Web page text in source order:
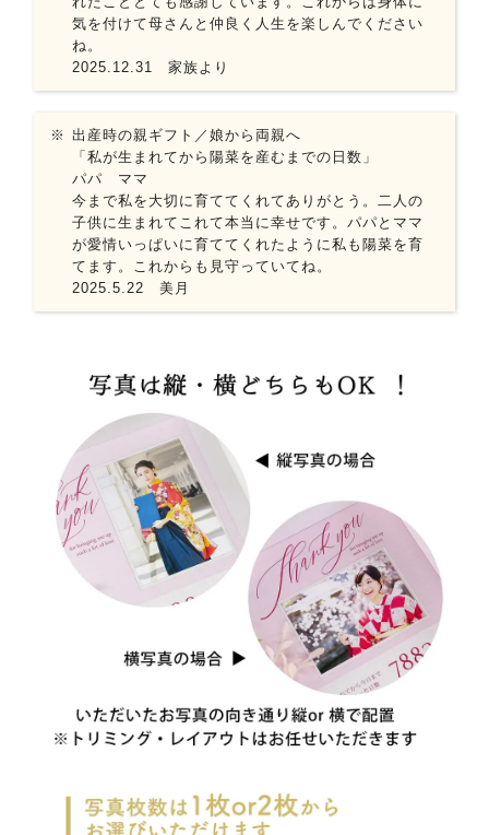
気を付けて母さんと仲良く人生を楽しんでください
ね。
2025.12.31 家族より
出産時の親ギフト／娘から両親へ
「私が生まれてから陽菜を産むまでの日数」
パパ ママ
今まで私を大切に育ててくれてありがとう。二人の
子供に生まれてこれて本当に幸せです。パパとママ
が愛情いっぱいに育ててくれたように私も陽菜を育
てます。これからも見守っていてね。
2025.5.22 美月